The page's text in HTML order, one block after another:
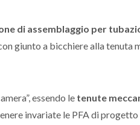
di assemblaggio per
giunto a bicchiere alla tenuta
essendo le tenute
invariate le PFA di progetto